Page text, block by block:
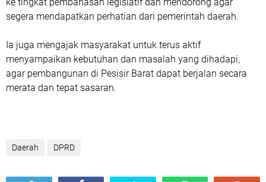
segera mendapatkan perhatian dari pemerintah daerah.
‎Ia juga mengajak masyarakat untuk terus aktif
menyampaikan kebutuhan dan masalah yang dihadapi,
agar pembangunan di Pesisir Barat dapat berjalan secara
merata dan tepat sasaran.
Daerah DPRD